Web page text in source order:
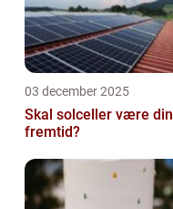
03 december 2025
Skal solceller være din
fremtid?